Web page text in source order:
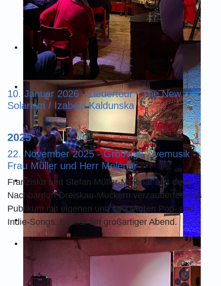
10. Januar 2026 - Liedertour - The New
Solarism / Izabela Kaldunska
2025
22. November 2025 - Groovige Livemusik -
Frau Müller und Herr Molenar
Franziska und Stefan Müller-Molenar aus dem
Nachbardorf Dreiskau-Muckern verzauberten das
Publikum mit eigenen und gecoverten Pop- und
Indie-Songs. Es war ein großartiger Abend.